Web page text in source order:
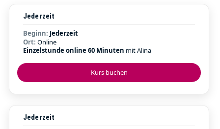
Kurs buchen
Jederzeit
Beginn: Jederzeit
Ort: Online
Einzelstunde online 60 Minuten mit Alina
Jederzeit